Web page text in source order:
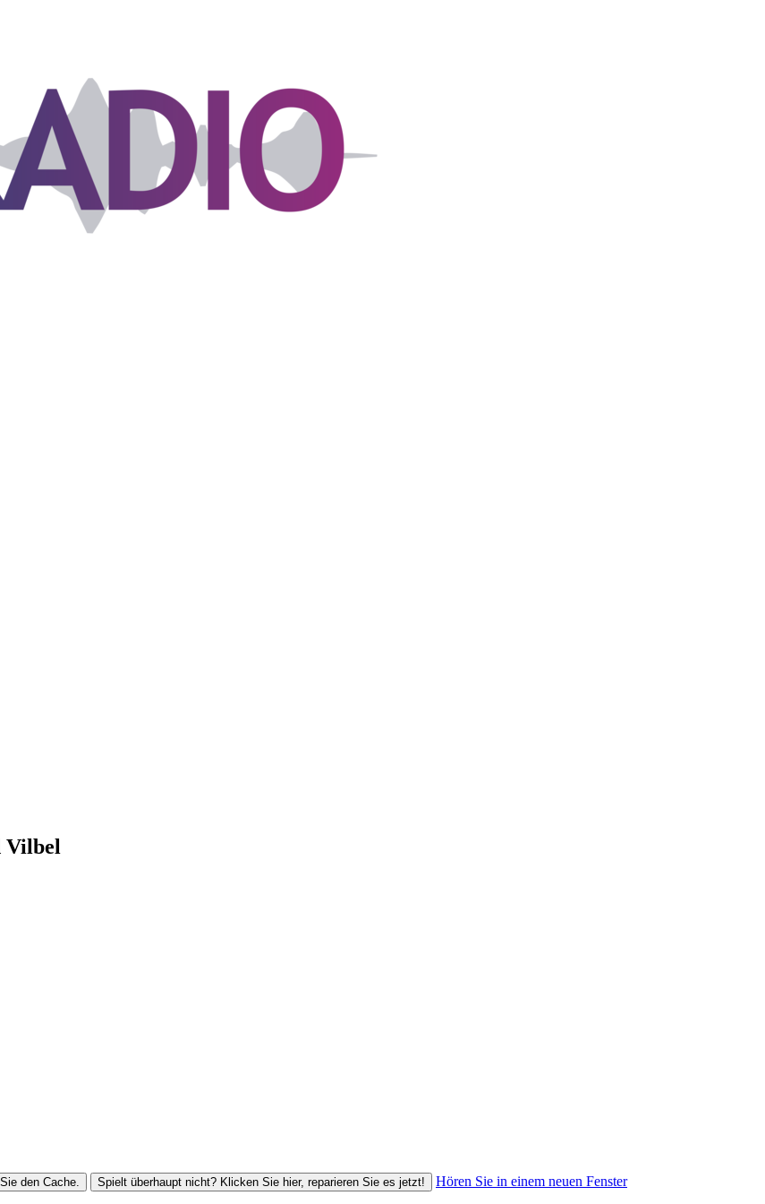
Vilbel
den Cache. Spielt überhaupt nicht? Klicken Sie hier, reparieren Sie es jetzt! Hören Sie in einem neuen Fenster